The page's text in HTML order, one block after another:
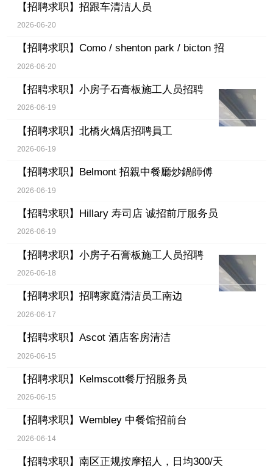
【招聘求职】 招跟车清洁人员
2026-06-20
【招聘求职】 Como / shenton park / bicton 招
2026-06-20
【招聘求职】 小房子石膏板施工人员招聘
2026-06-19
【招聘求职】 北橋火煱店招聘員工
2026-06-19
【招聘求职】 Belmont 招親中餐廳炒鍋師傅
2026-06-19
【招聘求职】 Hillary 寿司店 诚招前厅服务员
2026-06-19
【招聘求职】 小房子石膏板施工人员招聘
2026-06-18
【招聘求职】 招聘家庭清洁员工南边
2026-06-17
【招聘求职】 Ascot 酒店客房清洁
2026-06-15
【招聘求职】 Kelmscott餐厅招服务员
2026-06-15
【招聘求职】 Wembley 中餐馆招前台
2026-06-14
【招聘求职】 南区正规按摩招人，日均300/天